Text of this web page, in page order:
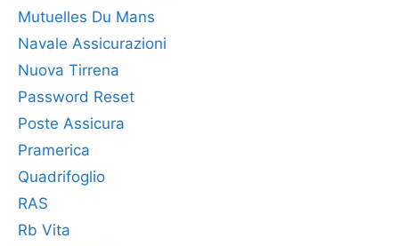
Mutuelles Du Mans
Navale Assicurazioni
Nuova Tirrena
Password Reset
Poste Assicura
Pramerica
Quadrifoglio
RAS
Rb Vita